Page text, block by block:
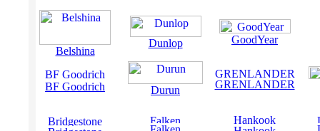
Belshina
BF Goodrich
Dunlop
Durun
GoodYear
GRENLANDER